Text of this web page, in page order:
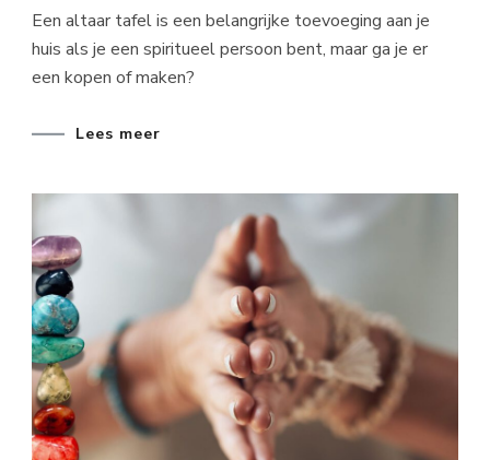
Een altaar tafel is een belangrijke toevoeging aan je
huis als je een spiritueel persoon bent, maar ga je er
een kopen of maken?
Lees meer